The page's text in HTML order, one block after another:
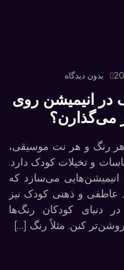
بدون دیدگاه
انیمیشن روی
می‌گذارن؟
هر رنگ و هر نت موسیقی،
و تخیلات کودک دارد.
انیمیشن‌هایی می‌سازد که
عاطفی و ذهنی کودک نیز
دنیای کودکان رنگ‌ها
کنن. مثلاً رنگ […]